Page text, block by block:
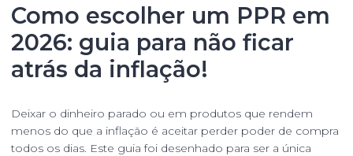
Como escolher um PPR em
2026: guia para não ficar
atrás da inflação!
Deixar o dinheiro parado ou em produtos que rendem
menos do que a inflação é aceitar perder poder de compra
todos os dias. Este guia foi desenhado para ser a única